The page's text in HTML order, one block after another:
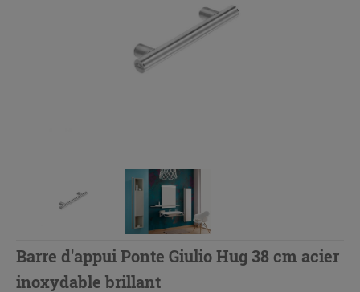
Barre d'appui Ponte Giulio Hug 38 cm acier
inoxydable brillant